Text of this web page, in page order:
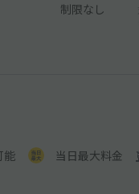
制限なし
能 当日最大料金